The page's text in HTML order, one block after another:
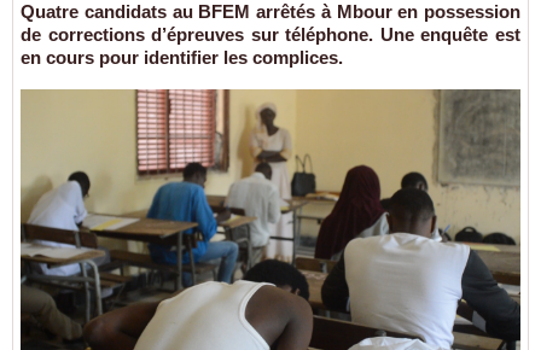
Quatre candidats au BFEM arrêtés à Mbour en possession
de corrections d’épreuves sur téléphone. Une enquête est
en cours pour identifier les complices.